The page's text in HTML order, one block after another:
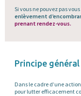
Si vous ne pouvez pas
enlèvement
prenant rendez-vous.
Principe général
Dans le cadre d’une
pour lutter efficacement